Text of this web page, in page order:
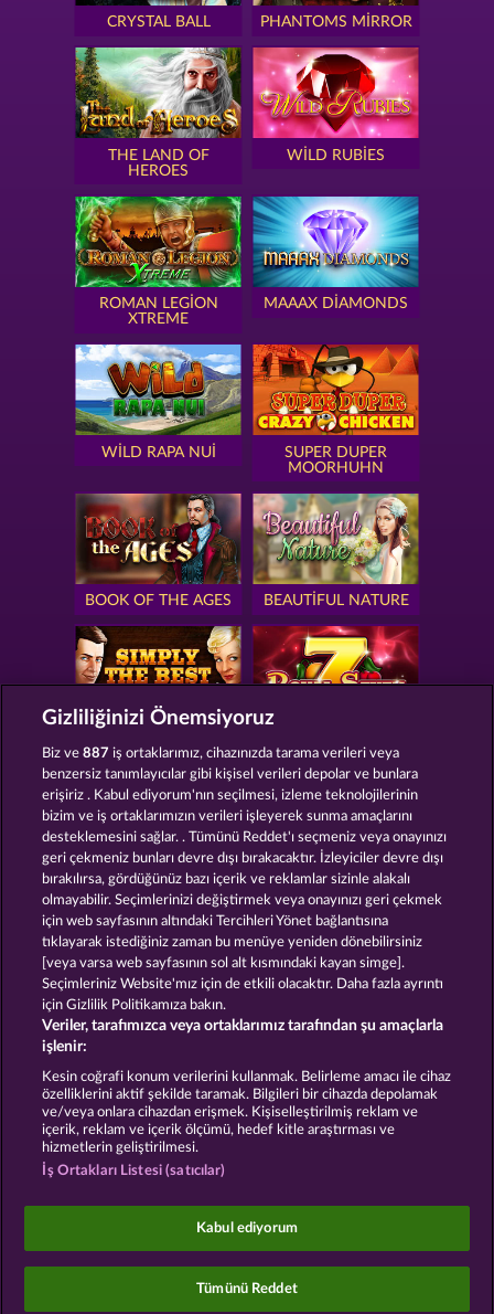
CRYSTAL BALL PHANTOMS MIRROR
THE LAND OF
HEROES
WILD RUBIES
ROMAN LEGION
XTREME
MAAAX DIAMONDS
WILD RAPA NUI
SUPER DUPER
MOORHUHN
BOOK OF THE AGES BEAUTIFUL NATURE
SIMPLY THE BEST
GOLDEN EI OF
MOORHUHN
FOREVER
DIAMONDS
Bütün oyunları göster
Hüküm ve Koşullar Gizlilik Beyanı Künye
Şirket SSS Facebook
İptal talebini gönder
Sosyal casino oyunları sadece eğlence amaçlıdır ve
gerçek parayla oynanan kumar oyunlarında
kesinlikle hiçbir etkisi yoktur.
©2026 Whow Games GmbH
Gizliliğinizi Önemsiyoruz
Biz ve887 iş ortaklarımız, cihazınızda tarama verileri veya
benzersiz tanımlayıcılar gibi kişisel verileri depolar ve bunlara
erişiriz . Kabul ediyorum'nın seçilmesi, izleme teknolojilerinin
bizim ve iş ortaklarımızın verileri işleyerek sunma amaçlarını
desteklemesini sağlar. . Tümünü Reddet'ı seçmeniz veya onayınızı
geri çekmeniz bunları devre dışı bırakacaktır. İzleyiciler devre dışı
bırakılırsa, gördüğünüz bazı içerik ve reklamlar sizinle alakalı
olmayabilir. Seçimlerinizi değiştirmek veya onayınızı geri çekmek
için web sayfasının altındaki Tercihleri Yönet bağlantısına
tıklayarak istediğiniz zaman bu menüye yeniden dönebilirsiniz
[veya varsa web sayfasının sol alt kısmındaki kayan simge].
Seçimleriniz Website'mız için de etkili olacaktır. Daha fazla ayrıntı
için Gizlilik Politikamıza bakın.
Veriler, tarafımızca veya ortaklarımız tarafından şu amaçlarla
işlenir:
Kesin coğrafi konum verilerini kullanmak. Belirleme amacı ile cihaz
özelliklerini aktif şekilde taramak. Bilgileri bir cihazda depolamak
ve/veya onlara cihazdan erişmek. Kişiselleştirilmiş reklam ve
içerik, reklam ve içerik ölçümü, hedef kitle araştırması ve
hizmetlerin geliştirilmesi.
İş Ortakları Listesi (satıcılar)
Kabul ediyorum
Tümünü Reddet